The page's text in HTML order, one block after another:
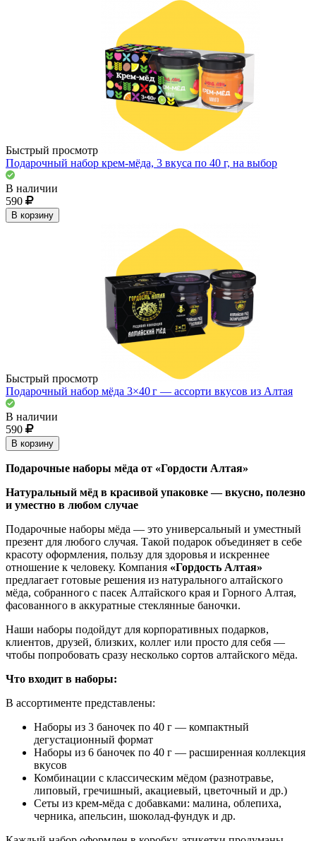
Быстрый просмотр
Подарочный набор крем-мёда, 3 вкуса по 40 г, на выбор
В наличии
590
В корзину
Быстрый просмотр
Подарочный набор мёда 3×40 г — ассорти вкусов из Алтая
В наличии
590
В корзину
Подарочные наборы мёда от «Гордости Алтая»
Натуральный мёд в красивой упаковке — вкусно, полезно
и уместно в любом случае
Подарочные наборы мёда — это универсальный и уместный
презент для любого случая. Такой подарок объединяет в себе
красоту оформления, пользу для здоровья и искреннее
отношение к человеку. Компания «Гордость Алтая»
предлагает готовые решения из натурального алтайского
мёда, собранного с пасек Алтайского края и Горного Алтая,
фасованного в аккуратные стеклянные баночки.
Наши наборы подойдут для корпоративных подарков,
клиентов, друзей, близких, коллег или просто для себя —
чтобы попробовать сразу несколько сортов алтайского мёда.
Что входит в наборы:
В ассортименте представлены:
Наборы из 3 баночек по 40 г — компактный
дегустационный формат
Наборы из 6 баночек по 40 г — расширенная коллекция
вкусов
Комбинации с классическим мёдом (разнотравье,
липовый, гречишный, акациевый, цветочный и др.)
Сеты из крем-мёда с добавками: малина, облепиха,
черника, апельсин, шоколад-фундук и др.